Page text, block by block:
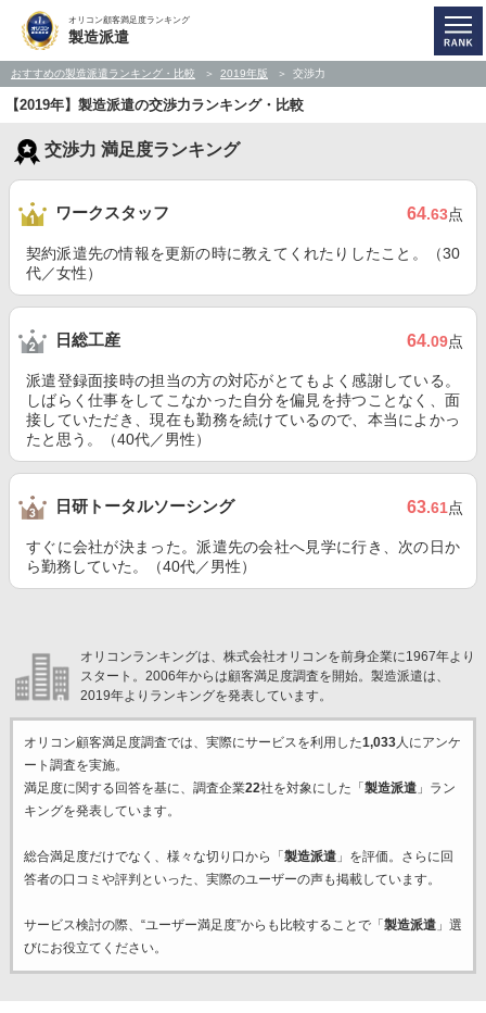
オリコン顧客満足度ランキング
製造派遣
おすすめの製造派遣ランキング・比較 2019年版 交渉力
【2019年】製造派遣の交渉力ランキング・比較
交渉力 満足度ランキング
ワークスタッフ 64.63点
契約派遣先の情報を更新の時に教えてくれたりしたこと。（30
代／女性）
日総工産 64.09点
派遣登録面接時の担当の方の対応がとてもよく感謝している。
しばらく仕事をしてこなかった自分を偏見を持つことなく、面
接していただき、現在も勤務を続けているので、本当によかっ
たと思う。（40代／男性）
日研トータルソーシング 63.61点
すぐに会社が決まった。派遣先の会社へ見学に行き、次の日か
ら勤務していた。（40代／男性）
オリコンランキングは、株式会社オリコンを前身企業に1967年より
スタート。2006年からは顧客満足度調査を開始。製造派遣は、
2019年よりランキングを発表しています。
オリコン顧客満足度調査では、実際にサービスを利用した1,033人にアンケ
ート調査を実施。
満足度に関する回答を基に、調査企業22社を対象にした「 製造派遣」ラン
キングを発表しています。
総合満足度だけでなく、様々な切り口から「 製造派遣」を評価。さらに回
答者の口コミや評判といった、実際のユーザーの声も掲載しています。
サービス検討の際、“ユーザー満足度”からも比較することで「 製造派遣」選
びにお役立てください。